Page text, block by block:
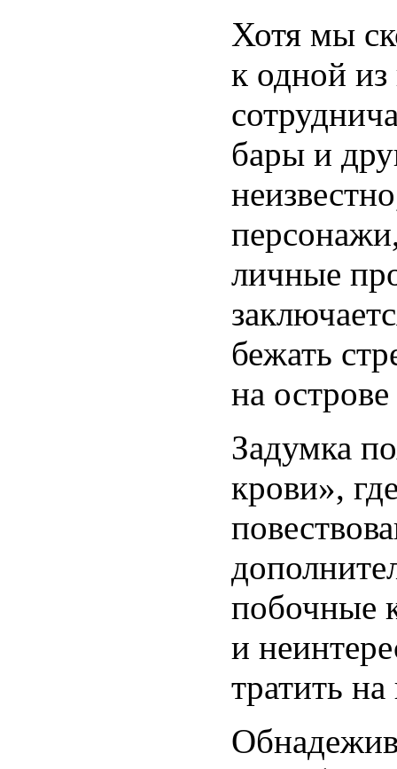
Хотя мы
к одной
бары и
личные
бежать
на
Задумка
крови»,
побочные
и
тратить